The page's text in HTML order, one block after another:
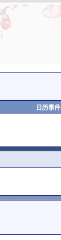
日历事件